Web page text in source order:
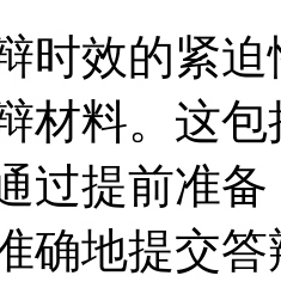
时效的紧
材料。这
过提前准
确地提交